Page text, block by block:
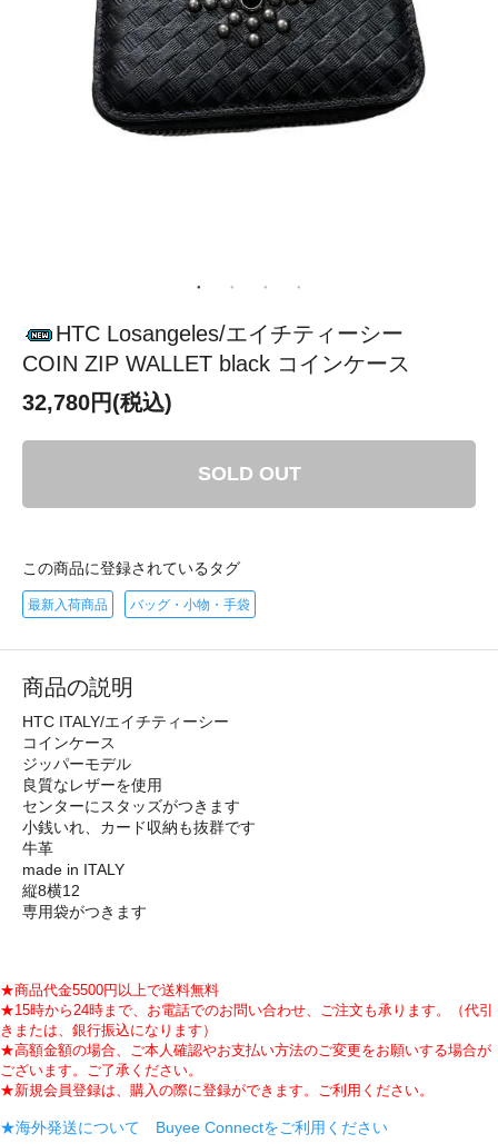
HTC Losangeles/エイチティーシー
COIN ZIP WALLET black コインケース
32,780円(税込)
SOLD OUT
この商品に登録されているタグ
最新入荷商品 バッグ・小物・手袋
商品の説明
HTC ITALY/エイチティーシー
コインケース
ジッパーモデル
良質なレザーを使用
センターにスタッズがつきます
小銭いれ、カード収納も抜群です
牛革
made in ITALY
縦8横12
専用袋がつきます
★商品代金5500円以上で送料無料
★15時から24時まで、お電話でのお問い合わせ、ご注文も承ります。（代引
きまたは、銀行振込になります）
★高額金額の場合、ご本人確認やお支払い方法のご変更をお願いする場合が
ございます。ご了承ください。
★新規会員登録は、購入の際に登録ができます。ご利用ください。
★海外発送について Buyee Connectをご利用ください